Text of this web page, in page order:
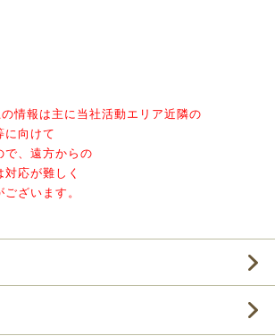
情報は主に当社活動エリア近隣の
向けて
、遠方からの
応が難しく
ざいます。